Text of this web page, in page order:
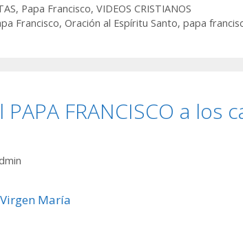
, Papa Francisco,VIDEOS CRISTIANOS
Francisco,Oración al Espíritu Santo,papa
PAPA FRANCISCO a los